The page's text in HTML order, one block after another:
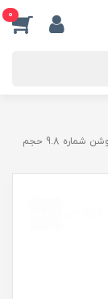
0
رنگ مو دوماسی گروه زیتونی رنگ بلوند زیتونی خیلی روشن شماره 9.8 حجم